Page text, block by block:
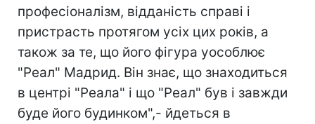
професіоналізм, відданість справі і
пристрасть протягом усіх цих років, а
також за те, що його фігура уособлює
"Реал" Мадрид. Він знає, що знаходиться
в центрі "Реала" і що "Реал" був і завжди
буде його будинком",- йдеться в